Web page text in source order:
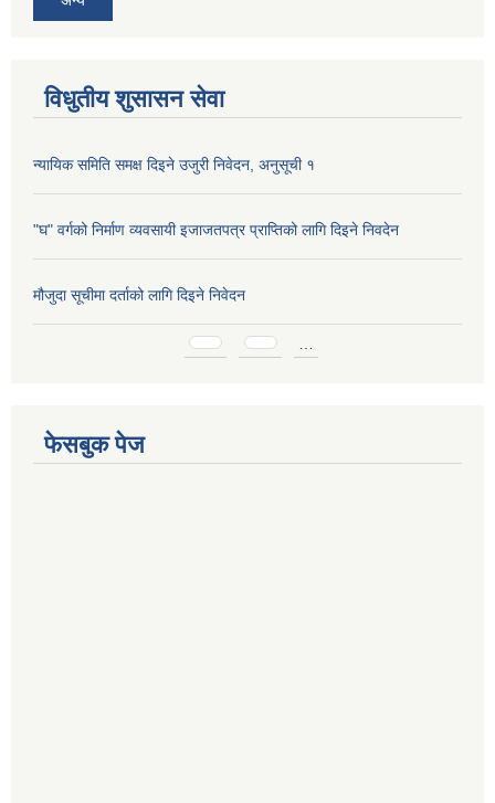
विधुतीय शुसासन सेवा
न्यायिक समिति समक्ष दिइने उजुरी निवेदन, अनुसूची १
"घ" वर्गको निर्माण व्यवसायी इजाजतपत्र प्राप्तिको लागि दिइने निवदेन
मौजुदा सूचीमा दर्ताको लागि दिइने निवेदन
फेसबुक पेज